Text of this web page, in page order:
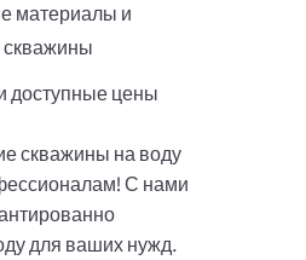
материалы и
скважины
доступные цены
скважины на воду
С нами
для ваших нужд.